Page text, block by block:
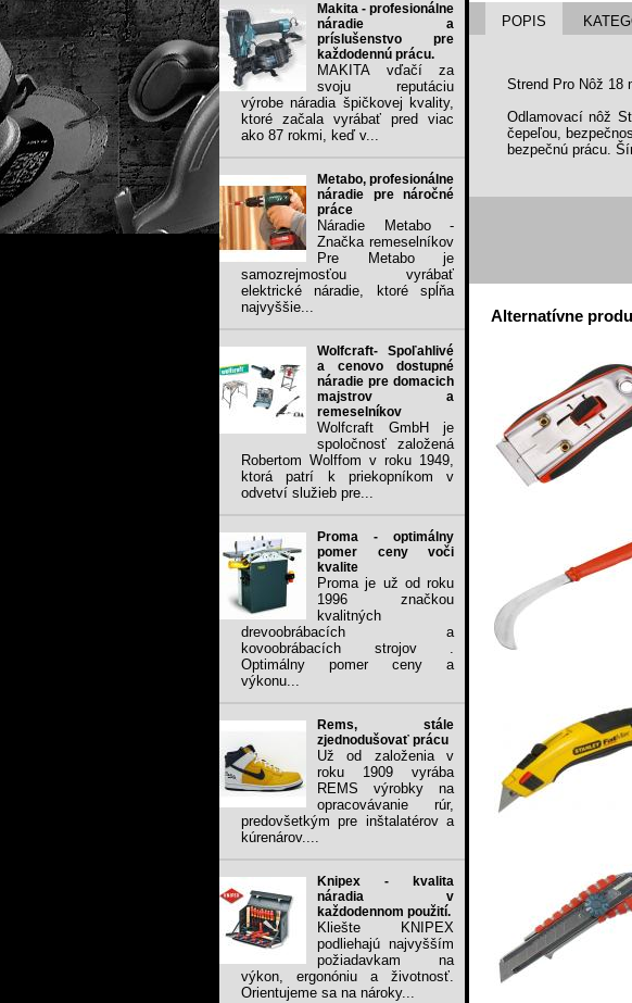
Makita - profesionálne
náradie a
príslušenstvo pre
každodennú prácu.
MAKITA vďačí za
svoju reputáciu
výrobe náradia špičkovej kvality,
ktoré začala vyrábať pred viac
ako 87 rokmi, keď v...
Metabo, profesionálne
náradie pre náročné
práce
Náradie Metabo -
Značka remeselníkov
Pre Metabo je
samozrejmosťou vyrábať
elektrické náradie, ktoré spĺňa
najvyššie...
Wolfcraft- Spoľahlivé
a cenovo dostupné
náradie pre domacich
majstrov a
remeselníkov
Wolfcraft GmbH je
spoločnosť založená
Robertom Wolffom v roku 1949,
ktorá patrí k priekopníkom v
odvetví služieb pre...
Proma - optimálny
pomer ceny voči
kvalite
Proma je už od roku
1996 značkou
kvalitných
drevoobrábacích a
kovoobrábacích strojov .
Optimálny pomer ceny a
výkonu...
Rems, stále
zjednodušovať prácu
Už od založenia v
roku 1909 vyrába
REMS výrobky na
opracovávanie rúr,
predovšetkým pre inštalatérov a
kúrenárov....
Knipex - kvalita
náradia v
každodennom použití.
Kliešte KNIPEX
podliehajú najvyšším
požiadavkam na
výkon, ergonóniu a životnosť.
Orientujeme sa na nároky...
POPIS
Strend Pro Nôž 18
Odlamovací nôž
čepeľou,
bezpečnú prácu.
Alternatívne